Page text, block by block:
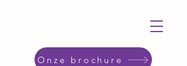
Onze brochure